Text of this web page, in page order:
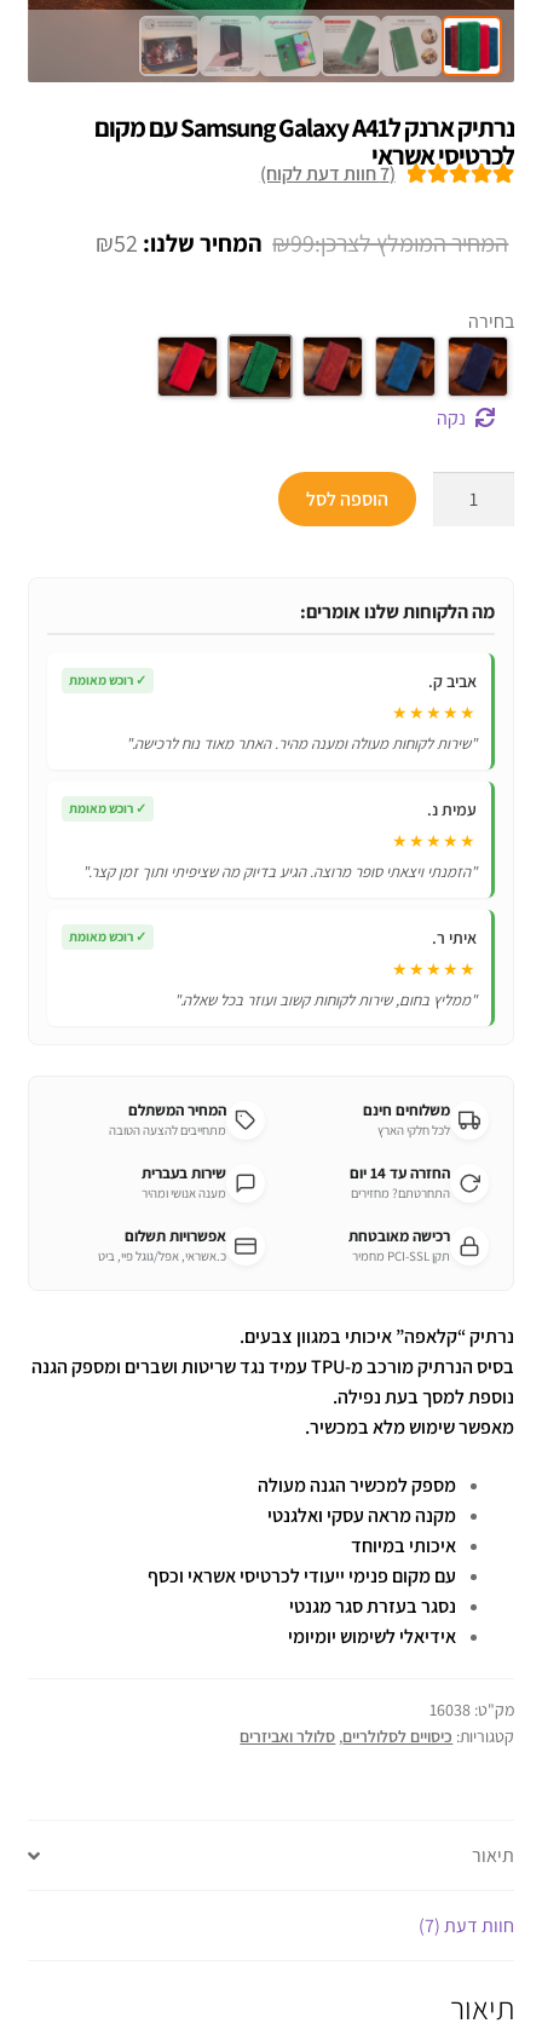
נרתיק ארנק לSamsung Galaxy A41 עם מקום
לכרטיסי אשראי
(
7חוות דעת לקוח)
₪99
המחיר
₪99.
₪52 המחיר
בחירה
נקה
לSamsung
A41
לכרטיסי
אשראי
הוספה לסל
מה הלקוחות שלנו אומרים:
אביב ק. ✓ רוכש מאומת
★★★★★
"שירות לקוחות מעולה ומענה מהיר. האתר מאוד נוח לרכישה."
עמית נ. ✓ רוכש מאומת
★★★★★
"הזמנתי ויצאתי סופר מרוצה. הגיע בדיוק מה שציפיתי ותוך זמן קצר."
איתי ר. ✓ רוכש מאומת
★★★★★
"ממליץ בחום, שירות לקוחות קשוב ועוזר בכל שאלה."
משלוחים חינם
לכל חלקי הארץ
המחיר המשתלם
מתחייבים להצעה הטובה
החזרה עד 14 יום
התחרטתם? מחזירים
שירות בעברית
מענה אנושי ומהיר
רכישה מאובטחת
תקן PCI-SSL מחמיר
אפשרויות תשלום
כ.אשראי, אפל/גוגל פיי, ביט
נרתיק “קלאפה” איכותי במגוון צבעים.
בסיס הנרתיק מורכב מ-TPU עמיד נגד שריטות ושברים ומספק הגנה
נוספת למסך בעת נפילה.
מאפשר שימוש מלא במכשיר.
מספק למכשיר הגנה מעולה
מקנה מראה עסקי ואלגנטי
איכותי במיוחד
עם מקום פנימי ייעודי לכרטיסי אשראי וכסף
נסגר בעזרת סגר מגנטי
אידיאלי לשימוש יומיומי
מק"ט: 16038
קטגוריות: כיסויים לסלולריים, סלולר ואביזרים
תיאור
חוות דעת (7)
תיאור